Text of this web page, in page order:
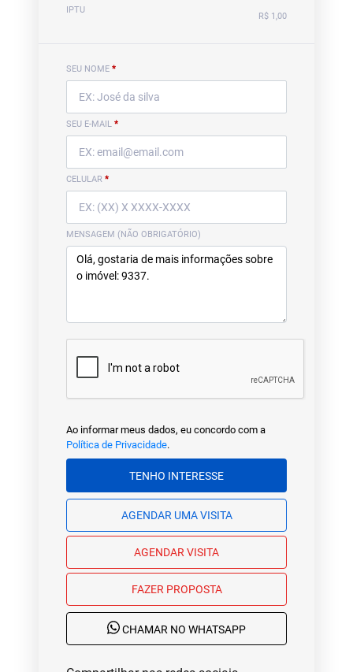
IPTU
R$ 1,00
SEU NOME *
SEU E-MAIL *
CELULAR *
MENSAGEM (NÃO OBRIGATÓRIO)
Ao informar meus dados, eu concordo com a
Política de Privacidade.
TENHO INTERESSE
AGENDAR UMA VISITA
AGENDAR VISITA
FAZER PROPOSTA
CHAMAR NO WHATSAPP